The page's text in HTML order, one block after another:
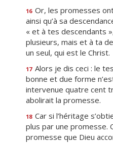
16 Or, les promesses
ainsi qu’à sa
« et à tes descendants
plusieurs, mais et à ta
un seul, qui est le Christ.
17 Alors je dis ceci : le
bonne et due forme
intervenue quatre cent
abolirait la promesse.
18 Car si l’héritage
plus par une promesse.
promesse que Dieu